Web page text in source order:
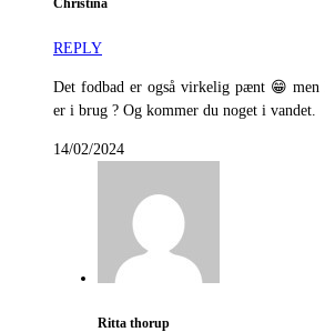
Christina
REPLY
Det fodbad er også virkelig pænt 😁 men
er i brug ? Og kommer du noget i vandet.
14/02/2024
Ritta thorup